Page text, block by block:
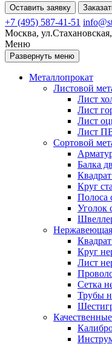
Оставить заявку
+7 (495) 587-41-51
Москва,
Меню
Развернуть меню
Металлопрокат
Листовой
Лист
Лист
Лист
Лист
Сортовой
Балка
Круг
Полоса
Уголок
Нержавеющая
Круг
Лист
Сетка
Трубы